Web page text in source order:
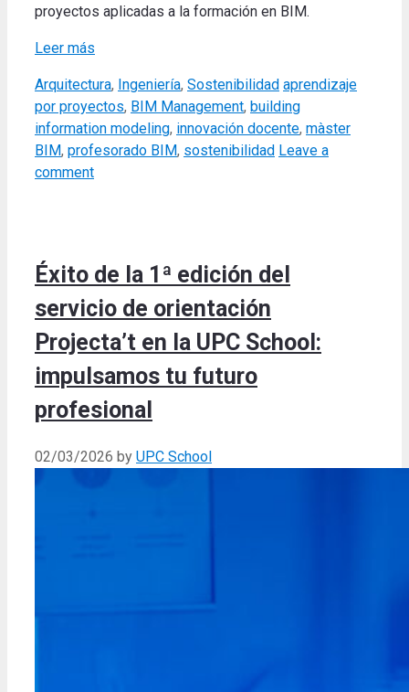
proyectos aplicadas a la formación en BIM.
Leer más
Categories
Arquitectura, Ingeniería, Sostenibilidad Tags
aprendizaje
por proyectos, BIM Management, building
information modeling, innovación docente, màster
BIM, profesorado BIM, sostenibilidad Leave a
comment
Éxito de la 1ª edición del
servicio de orientación
Projecta’t en la UPC School:
impulsamos tu futuro
profesional
02/03/2026 by UPC School